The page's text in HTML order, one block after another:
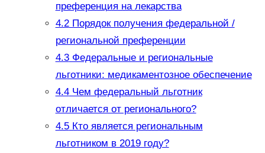
преференция на лекарства
4.2Порядок получения федеральной /
региональной преференции
4.3Федеральные и региональные
льготники: медикаментозное обеспечение
4.4Чем федеральный льготник
отличается от регионального?
4.5Кто является региональным
льготником в 2019 году?